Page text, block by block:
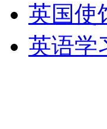
英国使
英语学